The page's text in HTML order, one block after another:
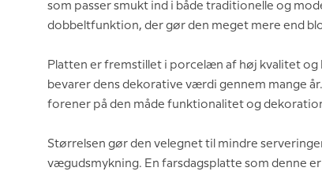
som passer smukt ind i både traditionelle og
dobbeltfunktion, der gør den meget mere end
Platten er fremstillet i porcelæn af høj kvalitet og
bevarer dens dekorative værdi gennem mange
forener på den måde funktionalitet og dekoration
Størrelsen gør den velegnet til mindre
vægudsmykning. En farsdagsplatte som denne